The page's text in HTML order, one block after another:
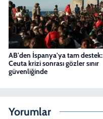
AB'den İspanya'ya tam destek:
Ceuta krizi sonrası gözler sınır
güvenliğinde
Yorumlar